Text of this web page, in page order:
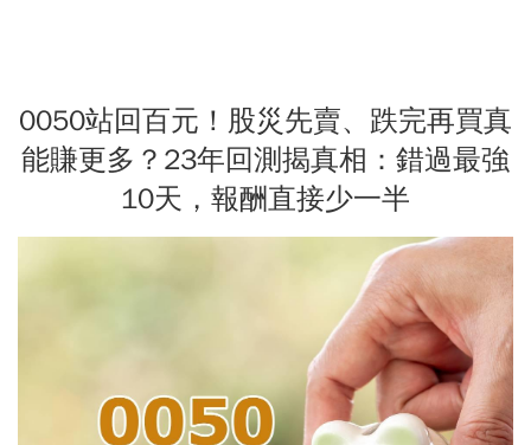
0050站回百元！股災先賣、跌完再買真
能賺更多？23年回測揭真相：錯過最強
10天，報酬直接少一半